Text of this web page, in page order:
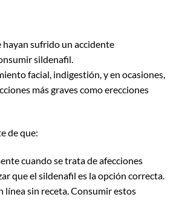
sufrido un accidente
sildenafil.
facial, indigestión, y en ocasiones,
más graves como erecciones
de que:
cuando se trata de afecciones
que el sildenafil es la opción correcta.
línea sin receta. Consumir estos